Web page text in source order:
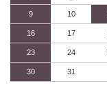
9 10
16 17
23 24
30 31